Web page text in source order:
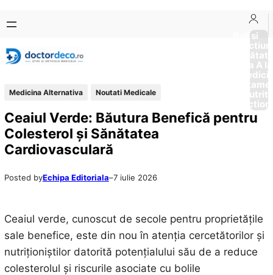
conținut
content
Boli si
Afectiuni
Sănătate
de la A
Medicina Alternativa Noutati Medicale
Ceaiul Verde: Băutura Benefică pentru
Colesterol și Sănătatea
Cardiovasculară
Posted byEchipa Editoriala–7 iulie 2026
Ceaiul verde, cunoscut de secole pentru proprietățile
sale benefice, este din nou în atenția cercetătorilor și
nutriționiștilor datorită potențialului său de a reduce
colesterolul și riscurile asociate cu bolile